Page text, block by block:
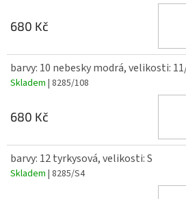
680 Kč
barvy: 10 nebesky modrá, velikosti:
Skladem | 8285/108
680 Kč
barvy: 12 tyrkysová, velikosti: S
Skladem | 8285/S4